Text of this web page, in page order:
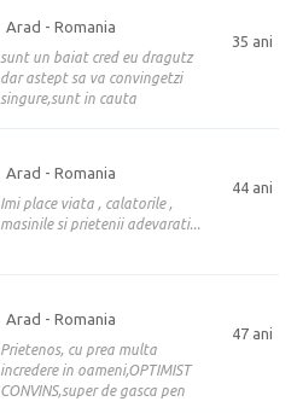
35 ani
Arad - Romania
sunt un baiat cred eu dragutz
dar astept sa va convingetzi
singure,sunt in cauta
44 ani
Arad - Romania
Imi place viata , calatorile ,
masinile si prietenii adevarati...
47 ani
Arad - Romania
Prietenos, cu prea multa
incredere in oameni,OPTIMIST
CONVINS,super de gasca pen